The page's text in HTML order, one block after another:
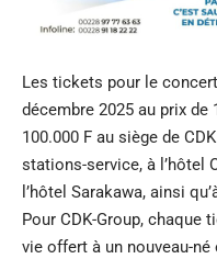
Les tickets pour le
décembre 2025 au prix de
100.000 F au siège de
stations-service, à l’hôtel
l’hôtel Sarakawa, ainsi
Pour CDK-Group, chaque
vie offert à un nouveau-